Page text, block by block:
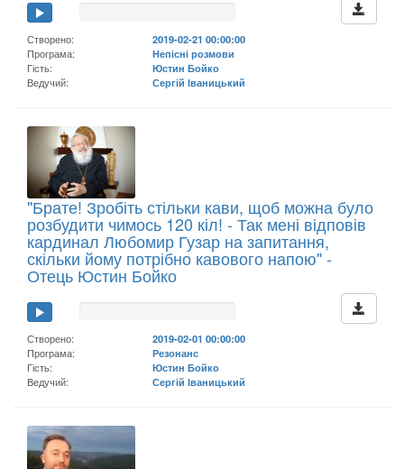
Створено:
2019-02-21 00:00:00
Програма:
Непісні розмови
Гість:
Юстин Бойко
Ведучий:
Сергій Іваницький
"Брате! Зробіть стільки кави, щоб можна було
розбудити чимось 120 кіл! - Так мені відповів
кардинал Любомир Гузар на запитання,
скільки йому потрібно кавового напою" -
Отець Юстин Бойко
Створено:
2019-02-01 00:00:00
Програма:
Резонанс
Гість:
Юстин Бойко
Ведучий:
Сергій Іваницький